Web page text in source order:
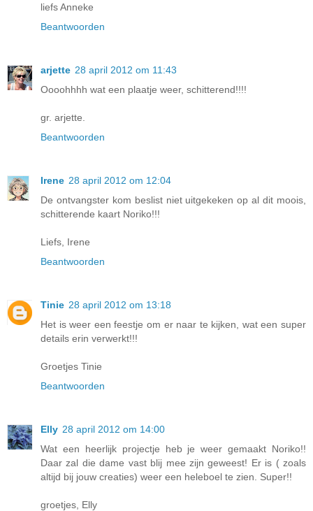
liefs Anneke
Beantwoorden
arjette 28 april 2012 om 11:43
Oooohhhh wat een plaatje weer, schitterend!!!!
gr. arjette.
Beantwoorden
Irene 28 april 2012 om 12:04
De ontvangster kom beslist niet uitgekeken op al dit moois,
schitterende kaart Noriko!!!
Liefs, Irene
Beantwoorden
Tinie 28 april 2012 om 13:18
Het is weer een feestje om er naar te kijken, wat een super
details erin verwerkt!!!
Groetjes Tinie
Beantwoorden
Elly 28 april 2012 om 14:00
Wat een heerlijk projectje heb je weer gemaakt Noriko!!
Daar zal die dame vast blij mee zijn geweest! Er is ( zoals
altijd bij jouw creaties) weer een heleboel te zien. Super!!
groetjes, Elly